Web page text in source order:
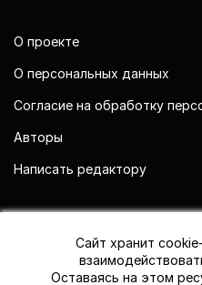
О проекте
О персональных данных
Согласие на обработку
Авторы
Написать редактору
Сайт хранит
Оставаясь на этом